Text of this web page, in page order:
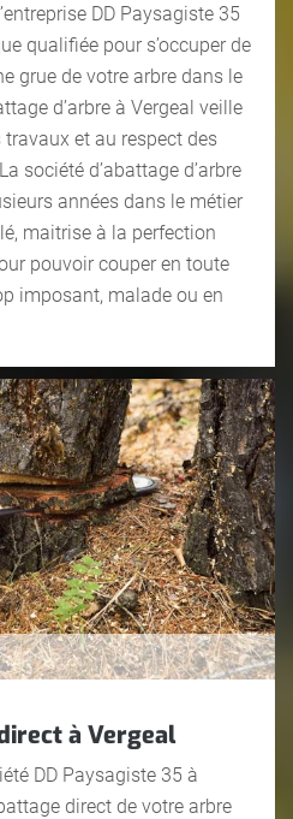
DD Paysagiste 35
qualifiée pour s’occuper de
grue de votre arbre dans le
d’arbre à Vergeal veille
et au respect des
société d’abattage d’arbre
années dans le métier
maitrise à la perfection
pouvoir couper en toute
imposant, malade ou en
à Vergeal
DD Paysagiste 35 à
direct de votre arbre